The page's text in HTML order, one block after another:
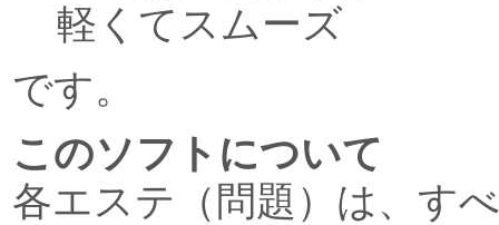
軽くてスムーズ
です。
このソフトについて
各エステ（問題）は、す